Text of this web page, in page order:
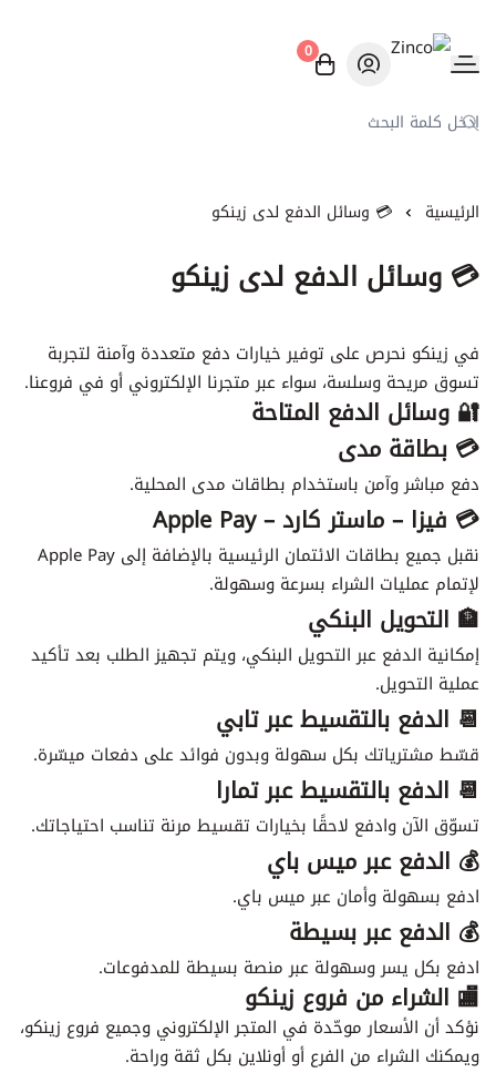
Zinco
0
الرئيسية 💳 وسائل الدفع لدى زينكو
💳 وسائل الدفع لدى زينكو
في زينكو نحرص على توفير خيارات دفع متعددة وآمنة لتجربة
تسوق مريحة وسلسة، سواء عبر متجرنا الإلكتروني أو في فروعنا.
🔐 وسائل الدفع المتاحة
💳 بطاقة مدى
دفع مباشر وآمن باستخدام بطاقات مدى المحلية.
💳 فيزا – ماستر كارد – Apple Pay
نقبل جميع بطاقات الائتمان الرئيسية بالإضافة إلى Apple Pay
لإتمام عمليات الشراء بسرعة وسهولة.
🏦 التحويل البنكي
إمكانية الدفع عبر التحويل البنكي، ويتم تجهيز الطلب بعد تأكيد
عملية التحويل.
📆 الدفع بالتقسيط عبر تابي
قسّط مشترياتك بكل سهولة وبدون فوائد على دفعات ميسّرة.
📆 الدفع بالتقسيط عبر تمارا
تسوّق الآن وادفع لاحقًا بخيارات تقسيط مرنة تناسب احتياجاتك.
💰 الدفع عبر ميس باي
ادفع بسهولة وأمان عبر ميس باي.
💰 الدفع عبر بسيطة
ادفع بكل يسر وسهولة عبر منصة بسيطة للمدفوعات.
🏬 الشراء من فروع زينكو
نؤكد أن الأسعار موحّدة في المتجر الإلكتروني وجميع فروع زينكو،
ويمكنك الشراء من الفرع أو أونلاين بكل ثقة وراحة.